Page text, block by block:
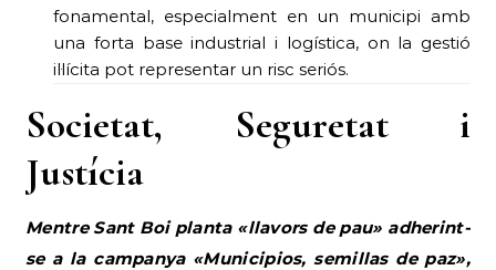
fonamental, especialment en un municipi amb
una forta base industrial i logística, on la gestió
il·lícita pot representar un risc seriós.
Societat, Seguretat i
Justícia
Mentre Sant Boi planta «llavors de pau» adherint-
se a la campanya «Municipios, semillas de paz»,